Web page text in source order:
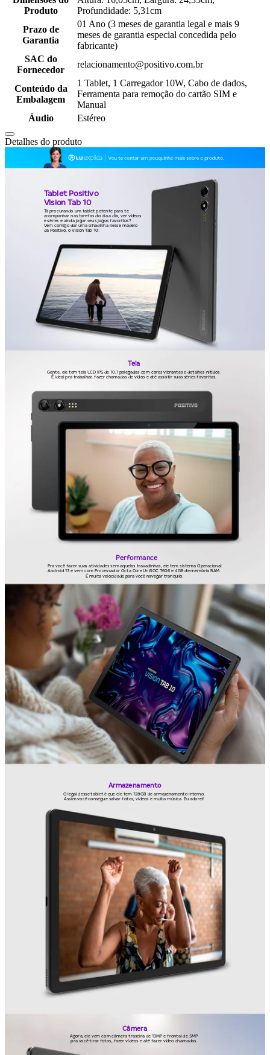
Produto
Profundidade: 5,31cm
Prazo de
Garantia
01 Ano (3 meses de garantia legal e mais 9
meses de garantia especial concedida pelo
fabricante)
SAC do
Fornecedor
relacionamento@positivo.com.br
Conteúdo da
Embalagem
1 Tablet, 1 Carregador 10W, Cabo de dados,
Ferramenta para remoção do cartão SIM e
Manual
Áudio
Estéreo
Detalhes do produto